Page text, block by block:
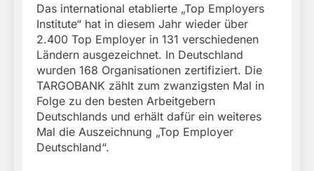
Das international etablierte „Top Employers
Institute“ hat in diesem Jahr wieder über
2.400 Top Employer in 131 verschiedenen
Ländern ausgezeichnet. In Deutschland
wurden 168 Organisationen zertifiziert. Die
TARGOBANK zählt zum zwanzigsten Mal in
Folge zu den besten Arbeitgebern
Deutschlands und erhält dafür ein weiteres
Mal die Auszeichnung „Top Employer
Deutschland“.